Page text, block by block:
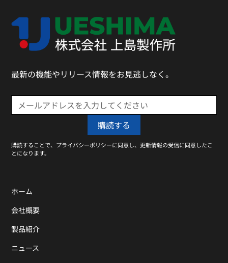
最新の機能やリリース情報をお見逃しなく。
購読することで、プライバシーポリシーに同意し、更新情報の受信に同意したこ
とになります。
ホーム
会社概要
製品紹介
ニュース